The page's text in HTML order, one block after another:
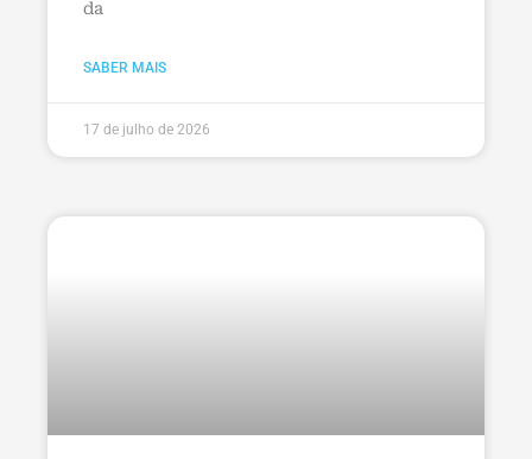
da
SABER MAIS
17 de julho de 2026